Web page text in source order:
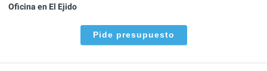
Oficina en El Ejido
Pide presupuesto